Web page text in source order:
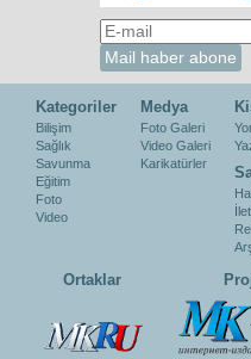
Kategoriler
Bilişim
Sağlık
Savunma
Eğitim
Foto
Video
Medya
Foto Galeri
Video Galeri
Karikatürler
Ortaklar